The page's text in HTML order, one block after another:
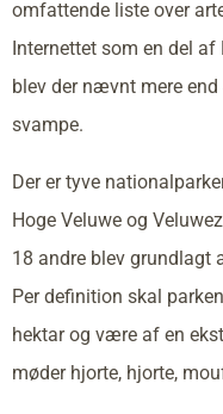
omfattende liste over
Internettet som en del
blev der nævnt mere
svampe.
Der er tyve
Hoge Veluwe og
18 andre blev grundlagt
Per definition skal
hektar og være af en
møder hjorte, hjorte,